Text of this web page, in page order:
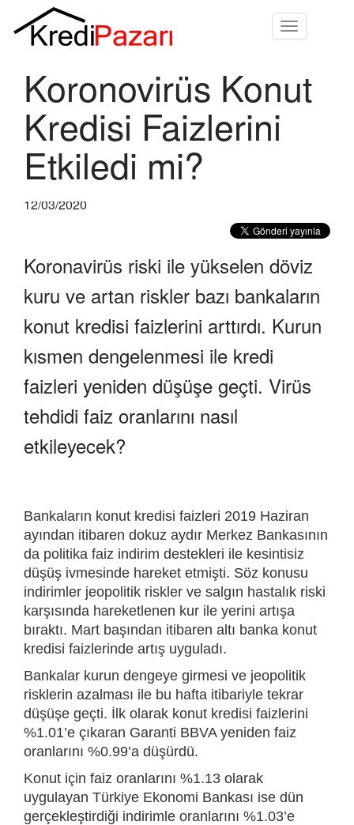
Toggle
Koronovirüs Konut
Kredisi Faizlerini
Etkiledi mi?
12/03/2020
Koronavirüs riski ile yükselen döviz
kuru ve artan riskler bazı bankaların
konut kredisi faizlerini arttırdı. Kurun
kısmen dengelenmesi ile kredi
faizleri yeniden düşüşe geçti. Virüs
tehdidi faiz oranlarını nasıl
etkileyecek?
Bankaların konut kredisi faizleri 2019 Haziran
ayından itibaren dokuz aydır Merkez Bankasının
da politika faiz indirim destekleri ile kesintisiz
düşüş ivmesinde hareket etmişti. Söz konusu
indirimler jeopolitik riskler ve salgın hastalık riski
karşısında hareketlenen kur ile yerini artışa
bıraktı. Mart başından itibaren altı banka konut
kredisi faizlerinde artış uyguladı.
Bankalar kurun dengeye girmesi ve jeopolitik
risklerin azalması ile bu hafta itibariyle tekrar
düşüşe geçti. İlk olarak konut kredisi faizlerini
%1.01’e çıkaran Garanti BBVA yeniden faiz
oranlarını %0.99’a düşürdü.
Konut için faiz oranlarını %1.13 olarak
uygulayan Türkiye Ekonomi Bankası ise dün
gerçekleştirdiği indirimle oranlarını %1.03’e